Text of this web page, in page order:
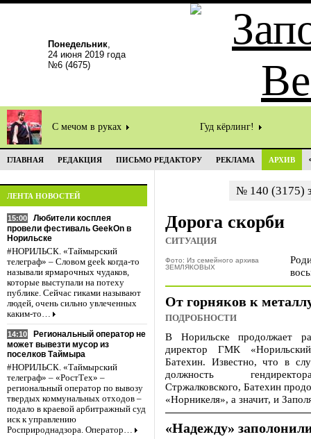
Понедельник,
24 июня 2019 года
№6 (4675)
С мечом в руках Гуд кёрлинг!
ГЛАВНАЯ РЕДАКЦИЯ ПИСЬМО РЕДАКТОРУ РЕКЛАМА АРХИВ
ЛЕНТА НОВОСТЕЙ
15:00
Любители косплея
провели фестиваль GeekOn в
Норильске
#НОРИЛЬСК. «Таймырский
телеграф» – Словом geek когда-то
называли ярмарочных чудаков,
которые выступали на потеху
публике. Сейчас гиками называют
людей, очень сильно увлеченных
каким-то…
14:10
Региональный оператор не
может вывезти мусор из
поселков Таймыра
#НОРИЛЬСК. «Таймырский
телеграф» – «РостТех» –
региональный оператор по вывозу
твердых коммунальных отходов –
подало в краевой арбитражный суд
иск к управлению
Росприроднадзора. Оператор…
№ 140 (3175)
Дорога скорби
СИТУАЦИЯ
Фото: Из семейного архива
ЗЕМЛЯКОВЫХ
От горняков к
ПОДРОБНОСТИ
В Норильске продолжает
директор ГМК
Батехин. Известно, что в
должность
Стржалковского, Батехин
«Норникеля», а значит, и
«Надежду»